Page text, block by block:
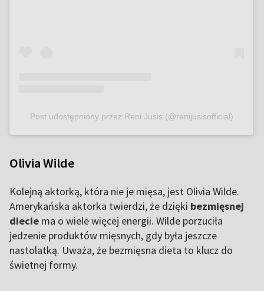
Post udostępniony przez Reni Jusis (@renijusisofficial)
Olivia Wilde
Kolejną aktorką, która nie je mięsa, jest Olivia Wilde.
Amerykańska aktorka twierdzi, że dzięki bezmięsnej
diecie ma o wiele więcej energii. Wilde porzuciła
jedzenie produktów mięsnych, gdy była jeszcze
nastolatką. Uważa, że bezmięsna dieta to klucz do
świetnej formy.